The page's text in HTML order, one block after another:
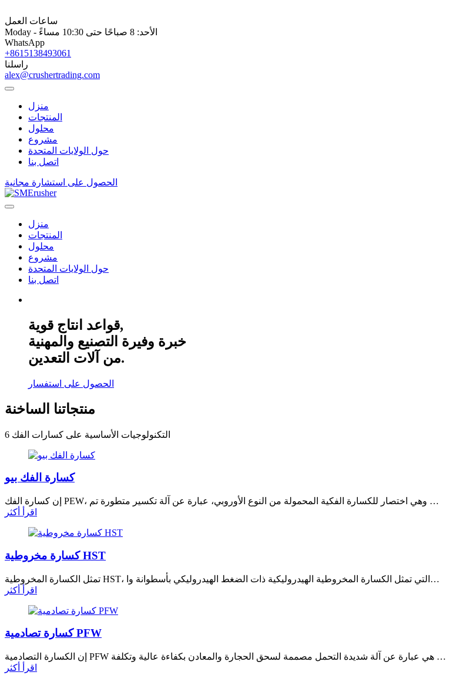
ساعات العمل
Moday - الأحد: 8 صباحًا حتى 10:30 مساءً
WhatsApp
+8615138493061
راسلنا
alex@crushertrading.com
منزل
المنتجات
محلول
مشروع
حول الولايات المتحدة
اتصل بنا
الحصول على استشارة مجانية
منزل
المنتجات
محلول
مشروع
حول الولايات المتحدة
اتصل بنا
قواعد انتاج قوية,
خبرة وفيرة التصنيع والمهنية
من آلات التعدين.
الحصول على استفسار
منتجاتنا الساخنة
6 التكنولوجيات الأساسية على كسارات الفك
كسارة الفك بيو
إن كسارة الفك PEW، وهي اختصار للكسارة الفكية المحمولة من النوع الأوروبي، عبارة عن آلة تكسير متطورة تم …
اقرأ أكثر
كسارة مخروطية HST
تمثل الكسارة المخروطية HST، التي تمثل الكسارة المخروطية الهيدروليكية ذات الضغط الهيدروليكي بأسطوانة وا…
اقرأ أكثر
كسارة تصادمية PFW
إن الكسارة التصادمية PFW هي عبارة عن آلة شديدة التحمل مصممة لسحق الحجارة والمعادن بكفاءة عالية وتكلفة …
اقرأ أكثر